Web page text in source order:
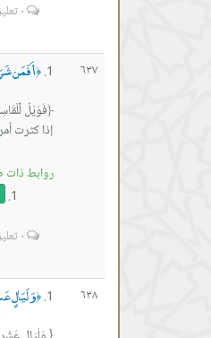
٠
٦٣٧ ﴿أَفَمَن
إذا كثرت
روابط ذات
٠
٦٣٨ ﴿وَلَيَالٍ